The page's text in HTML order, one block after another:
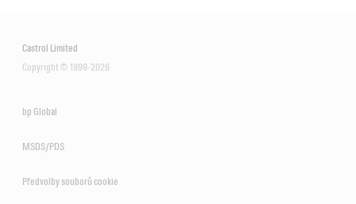
Castrol Limited
Copyright © 1999-2026
bp Global
MSDS/PDS
Předvolby souborů cookie